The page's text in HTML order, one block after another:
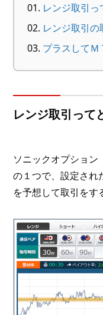
レンジ取引っ
レンジ取引の
プラスしてＭ
レンジ取引って
ソニックオプション
の１つで、設定され
を予想して取引をす